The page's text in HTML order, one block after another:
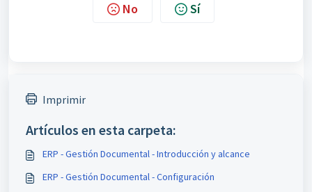
No Sí
Imprimir
Artículos en esta carpeta:
ERP - Gestión Documental - Introducción y alcance
ERP - Gestión Documental - Configuración